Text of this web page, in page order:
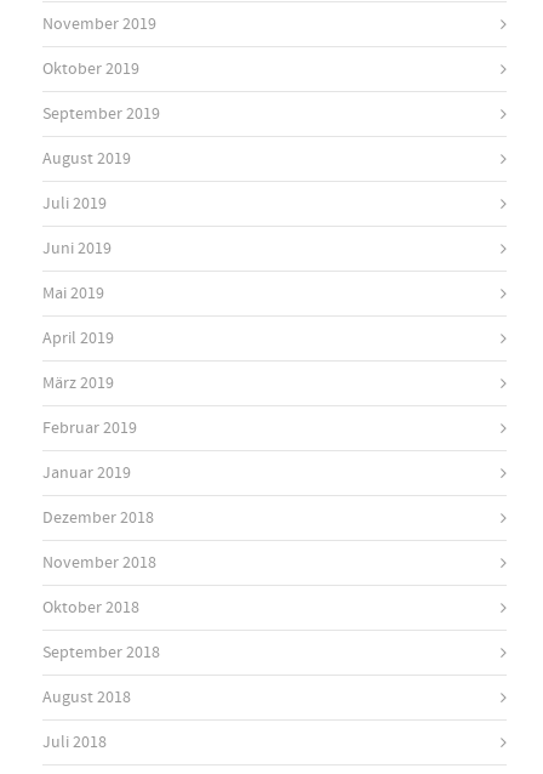
November 2019
Oktober 2019
September 2019
August 2019
Juli 2019
Juni 2019
Mai 2019
April 2019
März 2019
Februar 2019
Januar 2019
Dezember 2018
November 2018
Oktober 2018
September 2018
August 2018
Juli 2018